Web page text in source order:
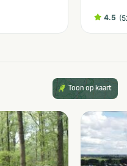
4.5 (
Toon op kaart